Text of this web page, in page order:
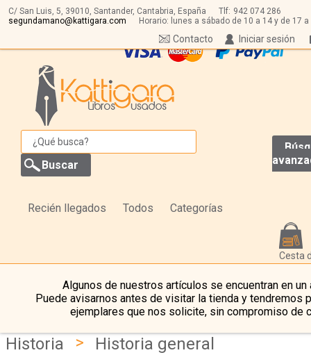
C/ San Luis, 5, 39010, Santander, Cantabria, España Tlf: 942 074 286
segundamano@kattigara.com
Horario: lunes a sábado de 10 a 14 y de 17 a
Iniciar sesión
Contacto
Recién llegados Todos Categorías
Cesta
Algunos de nuestros artículos se encuentran en un
Puede avisarnos antes de visitar la tienda y tendremos
ejemplares que nos solicite, sin compromiso de
Historia > Historia general